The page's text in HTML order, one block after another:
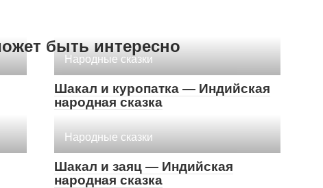
быть интересно
Народные сказки
Шакал и куропатка — Индийская
народная сказка
Народные сказки
Шакал и заяц — Индийская
народная сказка